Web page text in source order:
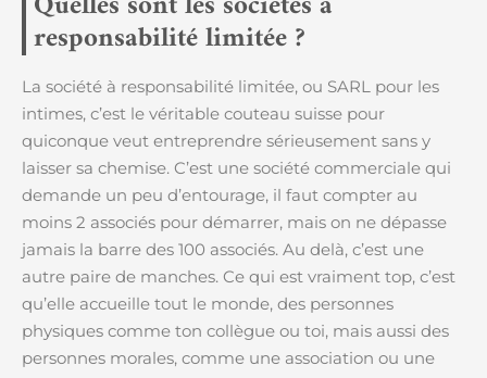
responsabilité limitée ?
La société à responsabilité limitée, ou SARL pour les
intimes, c’est le véritable couteau suisse pour
quiconque veut entreprendre sérieusement sans y
laisser sa chemise. C’est une société commerciale qui
demande un peu d’entourage, il faut compter au
moins 2 associés pour démarrer, mais on ne dépasse
jamais la barre des 100 associés. Au delà, c’est une
autre paire de manches. Ce qui est vraiment top, c’est
qu’elle accueille tout le monde, des personnes
physiques comme ton collègue ou toi, mais aussi des
personnes morales, comme une association ou une